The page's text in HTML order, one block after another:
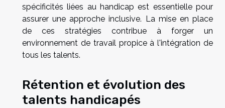
spécificités liées au handicap est essentielle pour
assurer une approche inclusive. La mise en place
de ces stratégies contribue à forger un
environnement de travail propice à l'intégration de
tous les talents.
Rétention et évolution des
talents handicapés